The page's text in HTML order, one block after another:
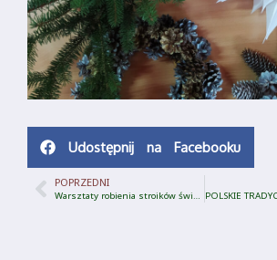
Udostępnij na Facebooku
POPRZEDNI
Warsztaty robienia stroików świątecznych 2022